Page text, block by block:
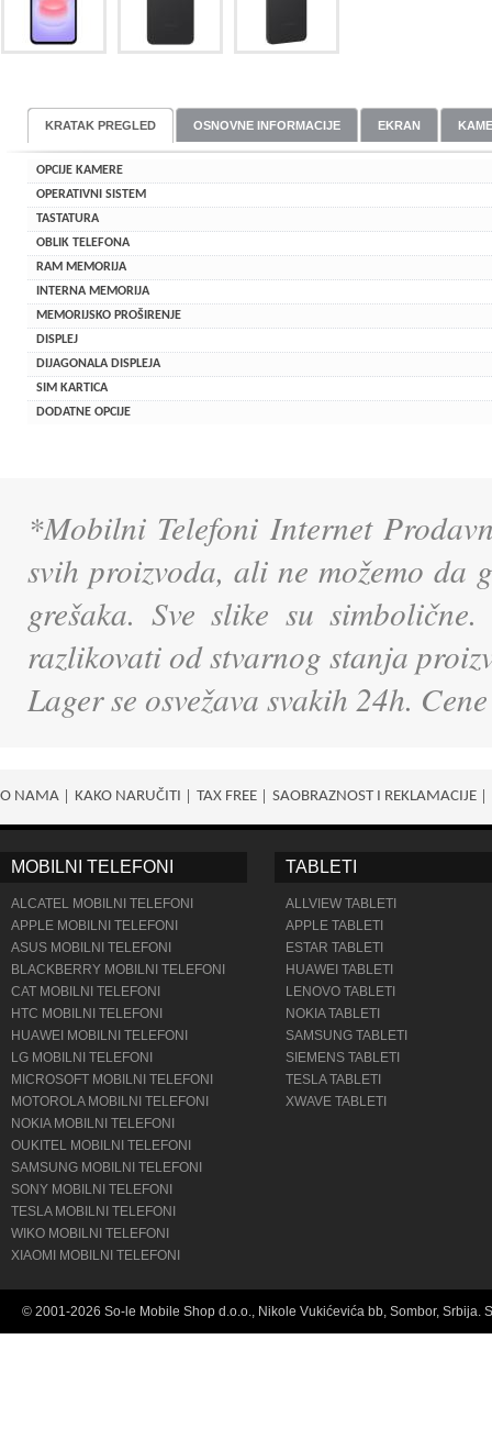
KRATAK PREGLED OSNOVNE INFORMACIJE EKRAN
OPCIJE KAMERE
OPERATIVNI SISTEM
TASTATURA
OBLIK TELEFONA
RAM MEMORIJA
INTERNA MEMORIJA
MEMORIJSKO PROŠIRENJE
DISPLEJ
DIJAGONALA DISPLEJA
SIM KARTICA
DODATNE OPCIJE
*Mobilni Telefoni Internet
svih proizvoda, ali ne možemo da
grešaka. Sve slike su
razlikovati od stvarnog stanja
Lager se osvežava svakih 24h.
O NAMA KAKO NARUČITI TAX FREE SAOBRAZNOST I REKLAMACIJE
MOBILNI TELEFONI
ALCATEL MOBILNI TELEFONI
APPLE MOBILNI TELEFONI
ASUS MOBILNI TELEFONI
BLACKBERRY MOBILNI TELEFONI
CAT MOBILNI TELEFONI
HTC MOBILNI TELEFONI
HUAWEI MOBILNI TELEFONI
LG MOBILNI TELEFONI
MICROSOFT MOBILNI TELEFONI
MOTOROLA MOBILNI TELEFONI
NOKIA MOBILNI TELEFONI
OUKITEL MOBILNI TELEFONI
SAMSUNG MOBILNI TELEFONI
SONY MOBILNI TELEFONI
TESLA MOBILNI TELEFONI
WIKO MOBILNI TELEFONI
XIAOMI MOBILNI TELEFONI
TABLETI
ALLVIEW TABLETI
APPLE TABLETI
ESTAR TABLETI
HUAWEI TABLETI
LENOVO TABLETI
NOKIA TABLETI
SAMSUNG TABLETI
SIEMENS TABLETI
TESLA TABLETI
XWAVE TABLETI
© 2001-2026 So-le Mobile Shop d.o.o., Nikole Vukićevića bb, Sombor, Srbija.